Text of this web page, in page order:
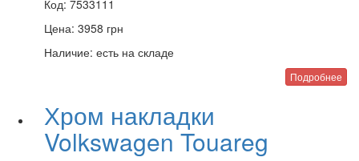
Код: 7533111
Цена: 3958 грн
Наличие: есть на складе
Подробнее
Хром накладки
Volkswagen Touareg